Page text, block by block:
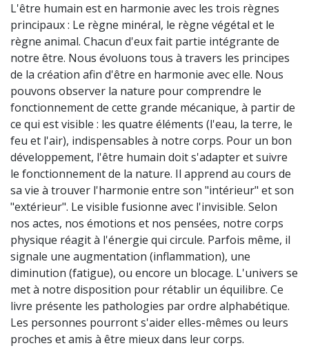
L'être humain est en harmonie avec les trois règnes
principaux : Le règne minéral, le règne végétal et le
règne animal. Chacun d'eux fait partie intégrante de
notre être. Nous évoluons tous à travers les principes
de la création afin d'être en harmonie avec elle. Nous
pouvons observer la nature pour comprendre le
fonctionnement de cette grande mécanique, à partir de
ce qui est visible : les quatre éléments (l'eau, la terre, le
feu et l'air), indispensables à notre corps. Pour un bon
développement, l'être humain doit s'adapter et suivre
le fonctionnement de la nature. Il apprend au cours de
sa vie à trouver l'harmonie entre son "intérieur" et son
"extérieur". Le visible fusionne avec l'invisible. Selon
nos actes, nos émotions et nos pensées, notre corps
physique réagit à l'énergie qui circule. Parfois même, il
signale une augmentation (inflammation), une
diminution (fatigue), ou encore un blocage. L'univers se
met à notre disposition pour rétablir un équilibre. Ce
livre présente les pathologies par ordre alphabétique.
Les personnes pourront s'aider elles-mêmes ou leurs
proches et amis à être mieux dans leur corps.